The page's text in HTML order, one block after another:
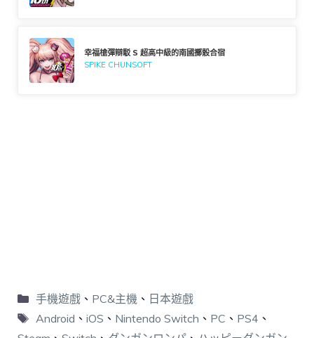
幸福槍彈辯駁 S 超高中級的南國擲骰合宿
SPIKE CHUNSOFT
手機遊戲、 PC&主機 、 日本遊戲
Android 、 iOS 、 Nintendo Switch 、 PC 、 PS4 、